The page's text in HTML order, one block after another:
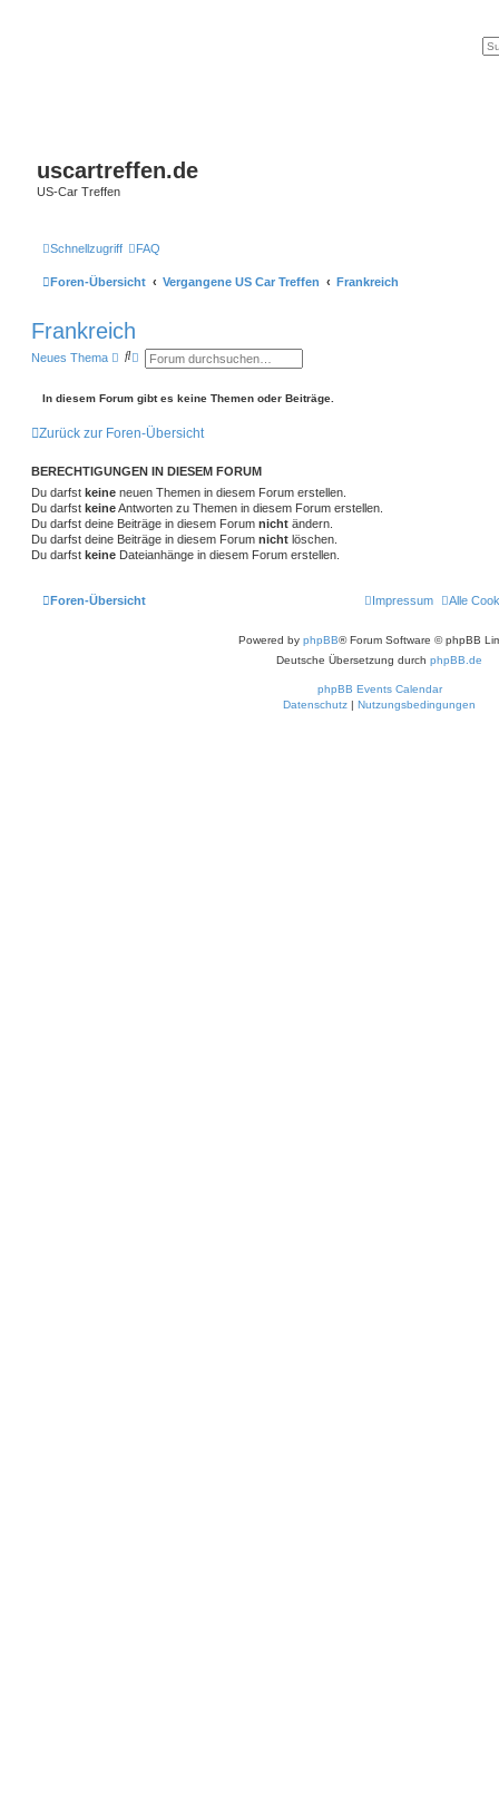
uscartreffen.de
US-Car Treffen
Schnellzugriff FAQ
Foren-Übersicht Vergangene US Car Treffen Frankreich
Frankreich
Neues Thema
S
h
E
e
i
e
e
S
u
c
h
e
In diesem Forum gibt es keine Themen oder Beiträge.
Zurück zur Foren-Übersicht
BERECHTIGUNGEN IN DIESEM FORUM
Du darfst keine neuen Themen in diesem Forum erstellen.
Du darfst keineAntworten zu Themen in diesem Forum erstellen.
Du darfst deine Beiträge in diesem Forum nicht ändern.
Du darfst deine Beiträge in diesem Forum nicht löschen.
Du darfst keine Dateianhänge in diesem Forum erstellen.
Foren-Übersicht Alle
Impressum
Powered by phpBB® Forum Software © phpBB
Deutsche Übersetzung durch phpBB.de
phpBB Events Calendar
Datenschutz | Nutzungsbedingungen